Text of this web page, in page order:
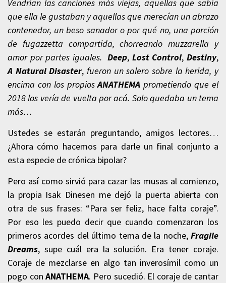
Vendrían las canciones más viejas, aquellas que sabía
que ella le gustaban y aquellas que merecían un abrazo
contenedor, un beso sanador o por qué no, una porción
de fugazzetta compartida, chorreando muzzarella y
amor por partes iguales.Deep, Lost Control, Destiny,
A Natural Disaster,fueron un salero sobre la herida, y
encima con los propios ANATHEMA prometiendo que el
2018 los vería de vuelta por acá. Solo quedaba un tema
más…
Ustedes se estarán preguntando, amigos lectores…
¿Ahora cómo hacemos para darle un final conjunto a
esta especie de crónica bipolar?
Pero así como sirvió para cazar las musas al comienzo,
la propia Isak Dinesen me dejó la puerta abierta con
otra de sus frases: “Para ser feliz, hace falta coraje”.
Por eso les puedo decir que cuando comenzaron los
primeros acordes del último tema de la noche, Fragile
Dreams, supe cuál era la solución. Era tener coraje.
Coraje de mezclarse en algo tan inverosímil como un
pogo conANATHEMA. Pero sucedió. El coraje de cantar